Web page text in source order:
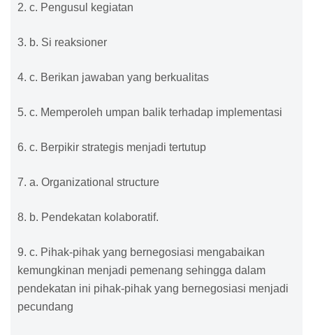
2. c. Pengusul kegiatan
3. b. Si reaksioner
4. c. Berikan jawaban yang berkualitas
5. c. Memperoleh umpan balik terhadap implementasi
6. c. Berpikir strategis menjadi tertutup
7. a. Organizational structure
8. b. Pendekatan kolaboratif.
9. c. Pihak-pihak yang bernegosiasi mengabaikan
kemungkinan menjadi pemenang sehingga dalam
pendekatan ini pihak-pihak yang bernegosiasi menjadi
pecundang